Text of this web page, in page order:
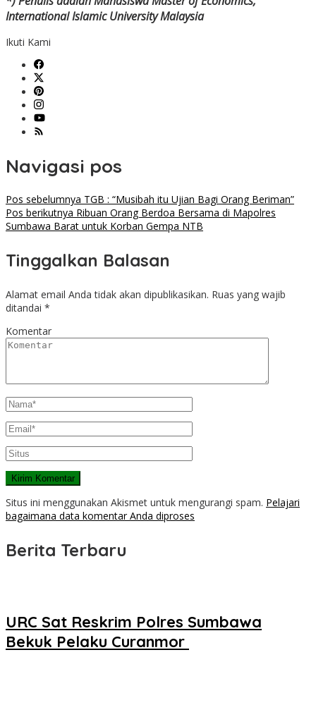
International Islamic University Malaysia
Ikuti Kami
Navigasi pos
Pos sebelumnya TGB : “Musibah itu Ujian Bagi Orang Beriman”
Pos berikutnya Ribuan Orang Berdoa Bersama di Mapolres
Sumbawa Barat untuk Korban Gempa NTB
Tinggalkan Balasan
Alamat email Anda tidak akan dipublikasikan. Ruas yang wajib
ditandai *
Komentar
Situs ini menggunakan Akismet untuk mengurangi spam. Pelajari
bagaimana data komentar Anda diproses
Berita Terbaru
URC Sat Reskrim Polres Sumbawa
Bekuk Pelaku Curanmor ‎